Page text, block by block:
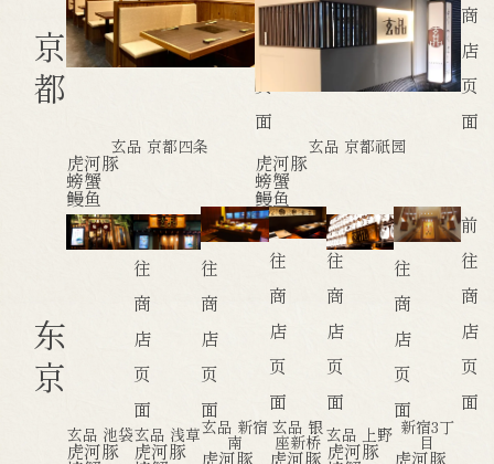
京
都
商
店
页
面
玄品 京都四条
虎河豚
螃蟹
鳗鱼
商
店
页
面
玄品 京都祇园
虎河豚
螃蟹
鳗鱼
东
京
前
往
商
店
页
面
玄品 池袋
虎河豚
前
往
商
店
页
面
玄品 浅草
虎河豚
前
往
商
店
页
面
玄品 新宿
南
虎河豚
前
往
商
店
页
面
玄品 银
座新桥
虎河豚
前
往
商
店
页
面
玄品 上野
虎河豚
前
往
商
店
页
面
新宿3丁
目
虎河豚